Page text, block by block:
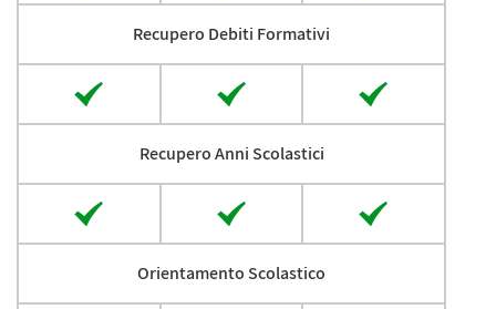
Recupero Debiti Formativi
Recupero Anni Scolastici
Orientamento Scolastico